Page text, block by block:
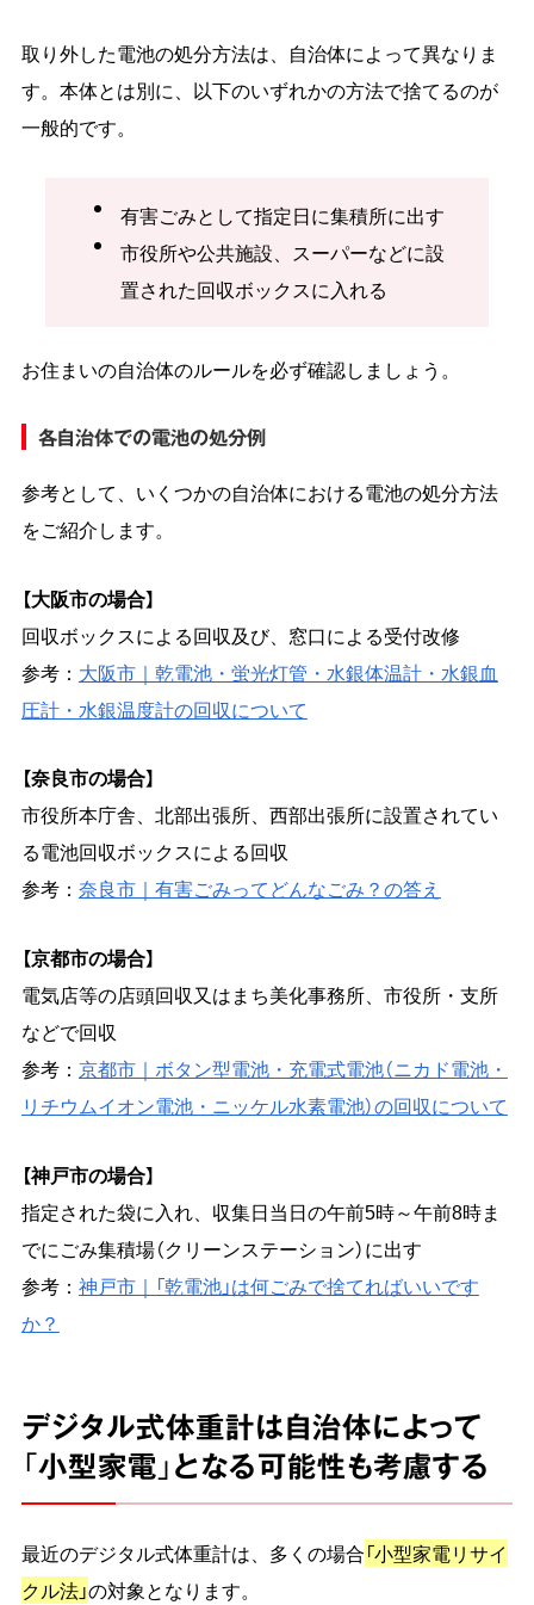
取り外した電池の処分方法は、自治体によって異なりま
す。本体とは別に、以下のいずれかの方法で捨てるのが
一般的です。
有害ごみとして指定日に集積所に出す
市役所や公共施設、スーパーなどに設
置された回収ボックスに入れる
お住まいの自治体のルールを必ず確認しましょう。
各自治体での電池の処分例
参考として、いくつかの自治体における電池の処分方法
をご紹介します。
【大阪市の場合】
回収ボックスによる回収及び、窓口による受付改修
参考： 大阪市｜乾電池・蛍光灯管・水銀体温計・水銀血
圧計・水銀温度計の回収について
【奈良市の場合】
市役所本庁舎、北部出張所、西部出張所に設置されてい
る電池回収ボックスによる回収
参考： 奈良市｜有害ごみってどんなごみ？の答え
【京都市の場合】
電気店等の店頭回収又はまち美化事務所、市役所・支所
などで回収
参考： 京都市｜ボタン型電池・充電式電池（ニカド電池・
リチウムイオン電池・ニッケル水素電池）の回収について
【神戸市の場合】
指定された袋に入れ、収集日当日の午前5時～午前8時ま
でにごみ集積場（クリーンステーション）に出す
参考： 神戸市｜「乾電池」は何ごみで捨てればいいです
か？
デジタル式体重計は自治体によって
「小型家電」となる可能性も考慮する
最近のデジタル式体重計は、多くの場合「小型家電リサイ
クル法」の対象となります。